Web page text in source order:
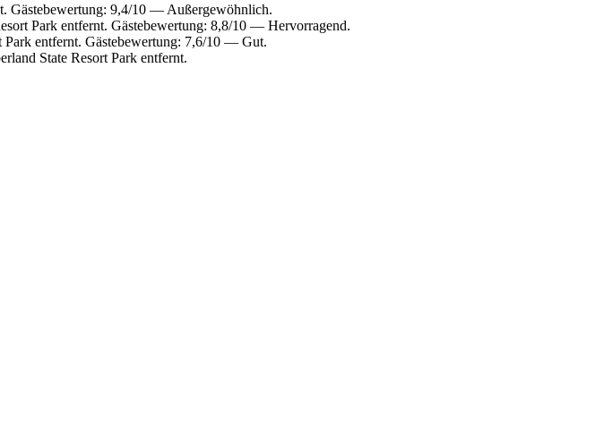
Gästebewertung: 9,4/10 — Außergewöhnlich.
Park entfernt. Gästebewertung: 8,8/10 — Hervorragend.
entfernt. Gästebewertung: 7,6/10 — Gut.
State Resort Park entfernt.